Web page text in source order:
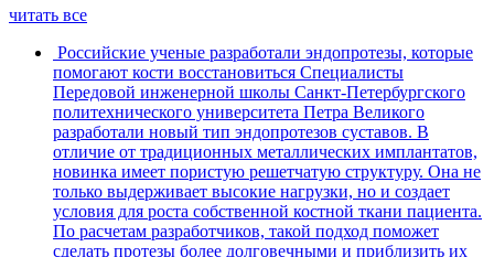
читать все
Российские ученые разработали эндопротезы, которые
помогают кости восстановиться Специалисты
Передовой инженерной школы Санкт-Петербургского
политехнического университета Петра Великого
разработали новый тип эндопротезов суставов. В
отличие от традиционных металлических имплантатов,
новинка имеет пористую решетчатую структуру. Она не
только выдерживает высокие нагрузки, но и создает
условия для роста собственной костной ткани пациента.
По расчетам разработчиков, такой подход поможет
сделать протезы более долговечными и приблизить их